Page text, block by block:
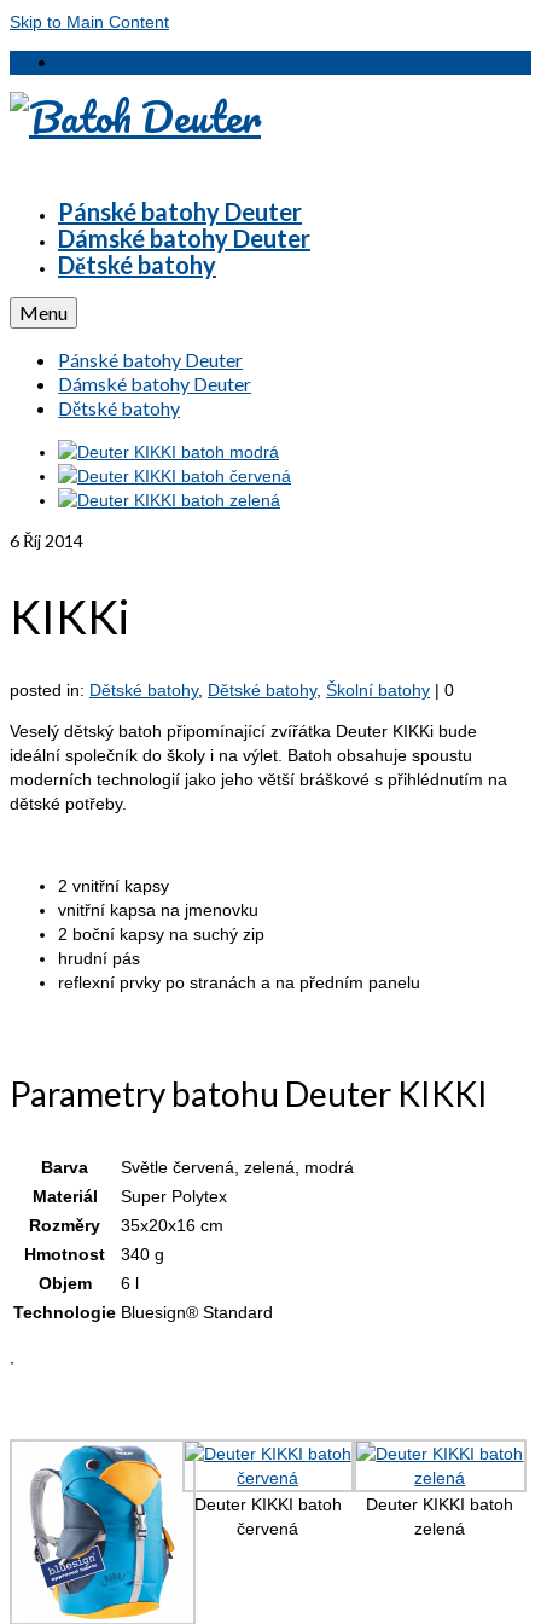
Skip to Main Content
Pánské batohy Deuter
Dámské batohy Deuter
Dětské batohy
Menu
Pánské batohy Deuter
Dámské batohy Deuter
Dětské batohy
6Říj 2014
KIKKi
posted in: Dětské batohy, Dětské batohy, Školní batohy | 0
Veselý dětský batoh připomínající zvířátka Deuter KIKKi bude
ideální společník do školy i na výlet. Batoh obsahuje spoustu
moderních technologií jako jeho větší bráškové s přihlédnutím na
dětské potřeby.
2 vnitřní kapsy
vnitřní kapsa na jmenovku
2 boční kapsy na suchý zip
hrudní pás
reflexní prvky po stranách a na předním panelu
Parametry batohu Deuter KIKKI
Barva
Světle červená, zelená, modrá
Materiál
Super Polytex
Rozměry
35x20x16 cm
Hmotnost
340 g
Objem
6 l
Technologie Bluesign® Standard
Deuter KIKKI batoh
červená
Deuter KIKKI batoh
zelená